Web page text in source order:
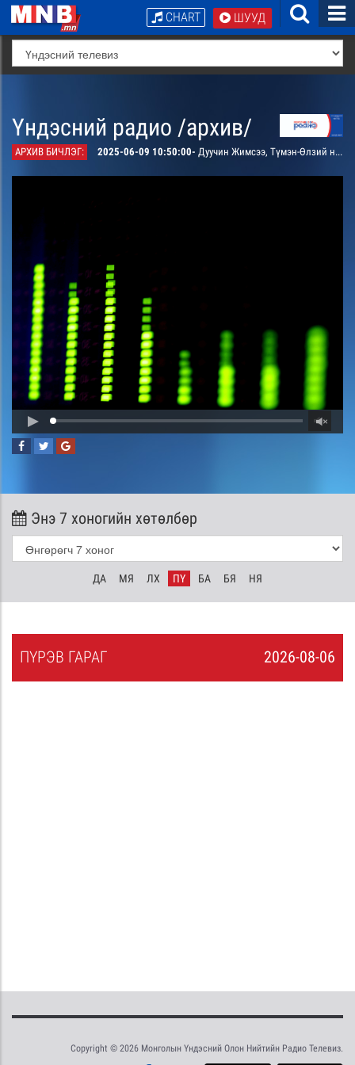
ШУУД
CHART
Үндэсний радио /архив/
АРХИВ БИЧЛЭГ: 2025-06-09 10:50:00- Дуучин Жимсээ, Түмэн-Өлзий нарын дуулсан “Үр минь” дуу
Энэ 7 хоногийн хөтөлбөр
ДА МЯ ЛХ ПҮ БА БЯ НЯ
2026-08-06
ПҮРЭВ ГАРАГ
Copyright © 2026 Монголын Үндэсний Олон Нийтийн Радио Телевиз.